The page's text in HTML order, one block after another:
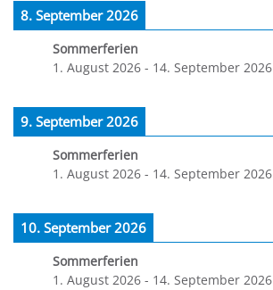
8. September 2026
Sommerferien
1. August 2026 - 14. September 2026
9. September 2026
Sommerferien
1. August 2026 - 14. September 2026
10. September 2026
Sommerferien
1. August 2026 - 14. September 2026